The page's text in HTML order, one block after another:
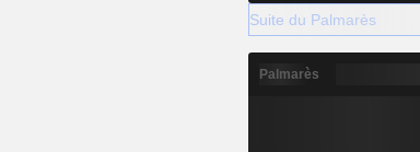
Suite du Palmarès
Palmarès